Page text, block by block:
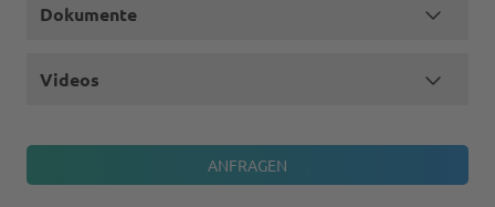
Dokumente
Videos